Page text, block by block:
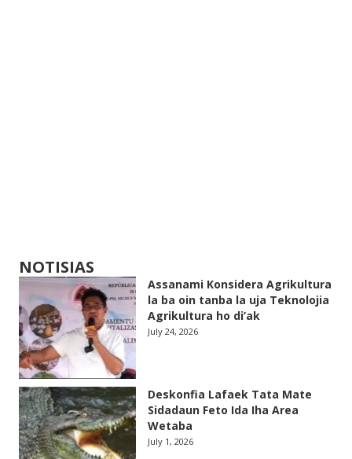
NOTISIAS
Assanami Konsidera Agrikultura
la ba oin tanba la uja Teknolojia
Agrikultura ho di’ak
July 24, 2026
Deskonfia Lafaek Tata Mate
Sidadaun Feto Ida Iha Area
Wetaba
July 1, 2026